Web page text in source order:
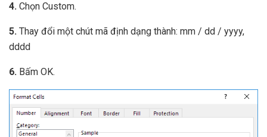
4. Chọn Custom.
5. Thay đổi một chút mã định dạng thành: mm / dd / yyyy,
dddd
6. Bấm OK.